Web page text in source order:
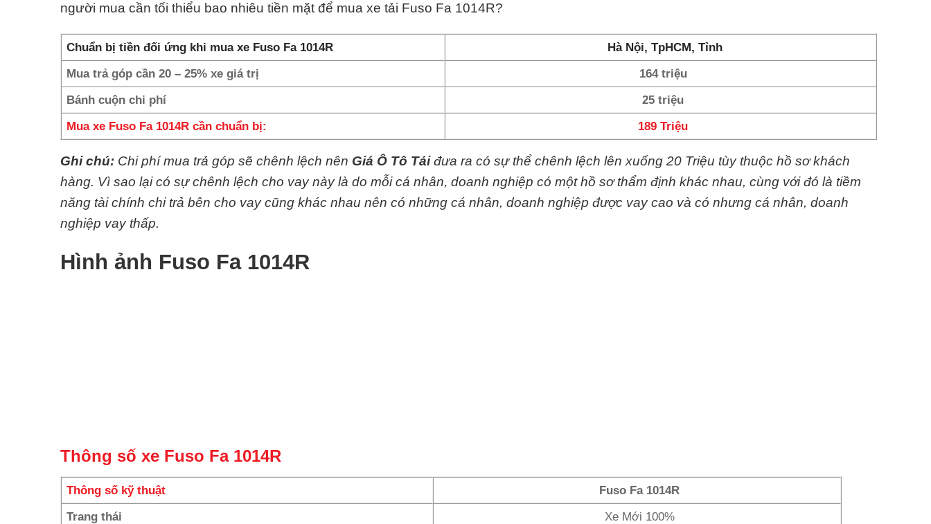
người mua cần tối thiểu bao nhiêu tiền mặt để mua xe tải Fuso Fa 1014R?
Chuẩn bị tiền đối ứng khi mua xe Fuso Fa 1014R
Hà Nội, TpHCM, Tỉnh
Mua trả góp cần 20 – 25% xe giá trị
164 triệu
Bánh cuộn chi phí
25 triệu
Mua xe Fuso Fa 1014R cần chuẩn bị:
189 Triệu
Ghi chú: Chi phí mua trả góp sẽ chênh lệch nên Giá Ô Tô Tảiđưa ra có sự thể chênh lệch lên xuống 20 Triệu tùy thuộc hồ sơ khách
hàng. Vì sao lại có sự chênh lệch cho vay này là do mỗi cá nhân, doanh nghiệp có một hồ sơ thẩm định khác nhau, cùng với đó là tiềm
năng tài chính chi trả bên cho vay cũng khác nhau nên có những cá nhân, doanh nghiệp được vay cao và có nhưng cá nhân, doanh
nghiệp vay thấp.
Hình ảnh Fuso Fa 1014R
Thông số xe Fuso Fa 1014R
Thông số kỹ thuật
Fuso Fa 1014R
Trang thái
Xe Mới 100%